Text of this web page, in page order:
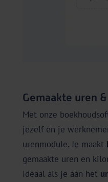
Gemaakte uren
Met onze
jezelf en je
urenmodule. Je maakt
gemaakte uren en
Ideaal als je aan het